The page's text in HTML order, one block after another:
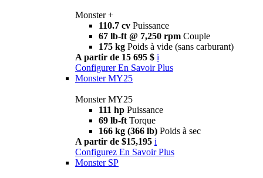
Monster +
110.7 cv Puissance
67 lb-ft @ 7,250 rpm Couple
175 kg Poids à vide (sans carburant)
A partir de 15 695 $ i
Configurer En Savoir Plus
Monster MY25
Monster MY25
111 hp Puissance
69 lb-ft Torque
166 kg (366 lb) Poids à sec
A partir de $15,195 i
Configurez En Savoir Plus
Monster SP